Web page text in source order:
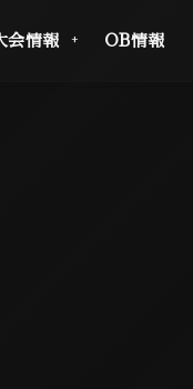
会情報 OB情報